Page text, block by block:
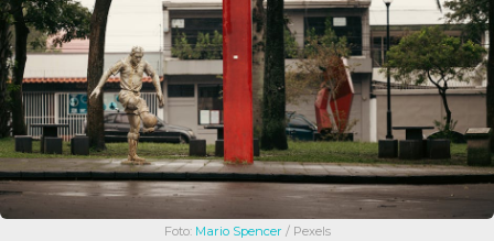
Foto: Mario Spencer / Pexels